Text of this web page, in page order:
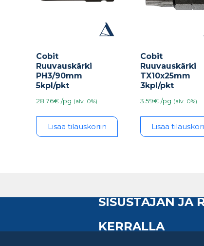
Cobit
Ruuvauskärki
PH3/90mm
5kpl/pkt
28.76€ /pg (alv. 0%)
Lisää tilauskoriin
Cobit
Ruuvauskärki
TX10x25mm
3kpl/pkt
3.59€ /pg (alv. 0%)
Lisää
SISUSTAJAN JA
KERRALLA